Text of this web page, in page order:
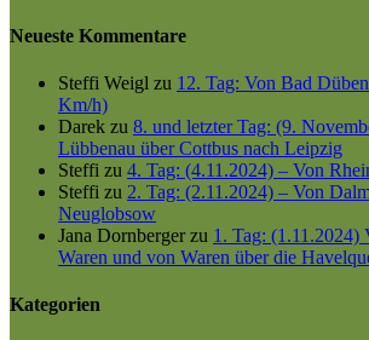
Neueste Kommentare
Steffi Weigl zu 12. Tag: Von Bad
Km/h)
Darek zu 8. und letzter Tag: (9.
Lübbenau über Cottbus nach Leipzig
Steffi zu 4. Tag: (4.11.2024) – Von
Steffi zu 2. Tag: (2.11.2024) – Von
Neuglobsow
Jana Dornbergerzu 1. Tag: (1.11.2024)
Waren und von Waren über die
Kategorien